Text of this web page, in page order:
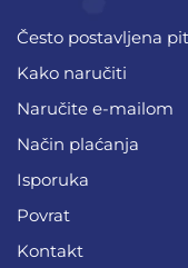
Često postavljena
Kako naručiti
Naručite e-mailom
Način plaćanja
Isporuka
Povrat
Kontakt